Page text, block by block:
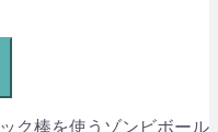
ク棒を使うゾンビボール